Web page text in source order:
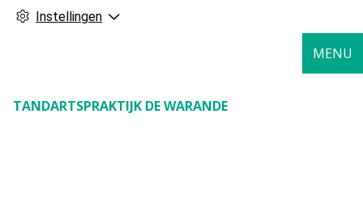
Instellingen
TANDARTSPRAKTIJK DE WARANDE
MENU